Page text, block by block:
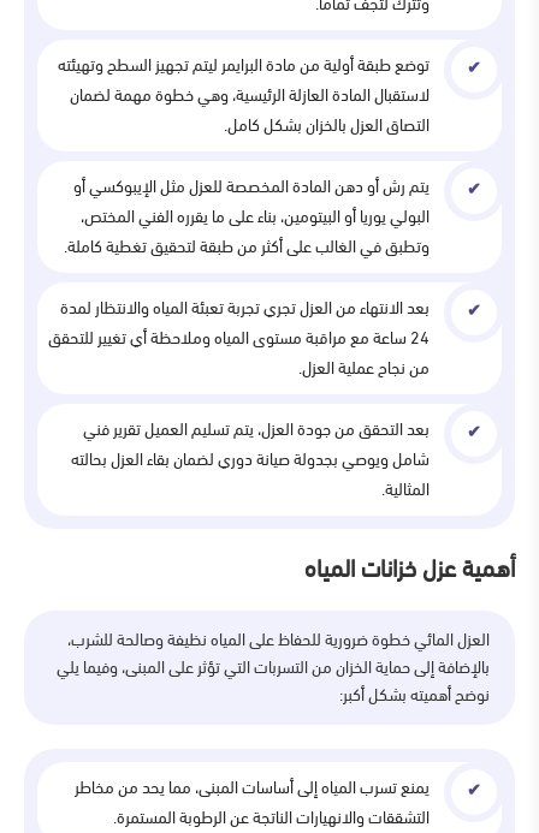
توضع طبقة أولية من مادة البرايمر ليتم تجهيز السطح وتهيئته
لاستقبال المادة العازلة الرئيسية، وهي خطوة مهمة لضمان
التصاق العزل بالخزان بشكل كامل.
يتم رش أو دهن المادة المخصصة للعزل مثل الإيبوكسي أو
البولي يوريا أو البيتومين، بناء على ما يقرره الفني المختص،
وتطبق في الغالب على أكثر من طبقة لتحقيق تغطية كاملة.
بعد الانتهاء من العزل تجري تجربة تعبئة المياه والانتظار لمدة
24 ساعة مع مراقبة مستوى المياه وملاحظة أي تغيير للتحقق
من نجاح عملية العزل.
بعد التحقق من جودة العزل، يتم تسليم العميل تقرير فني
شامل ويوصي بجدولة صيانة دوري لضمان بقاء العزل بحالته
المثالية.
أهمية عزل خزانات المياه
العزل المائي خطوة ضرورية للحفاظ على المياه نظيفة وصالحة للشرب،
بالإضافة إلى حماية الخزان من التسربات التي تؤثر على المبنى، وفيما يلي
نوضح أهميته بشكل أكبر:
يمنع تسرب المياه إلى أساسات المبنى، مما يحد من مخاطر
التشققات والانهيارات الناتجة عن الرطوبة المستمرة.